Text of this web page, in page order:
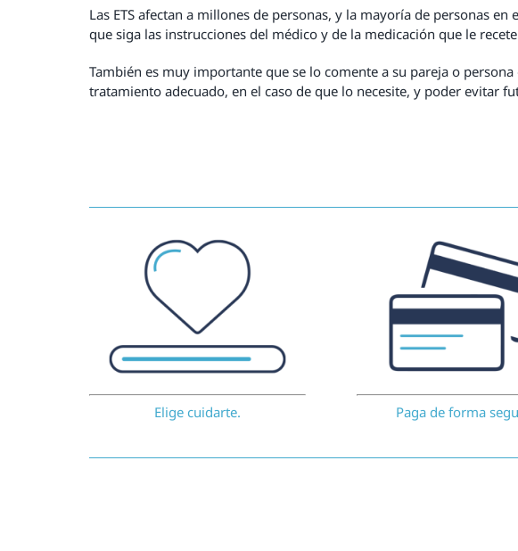
Las ETS afectan a millones de personas, y la mayoría de personas
que siga las instrucciones del médico y de la medicación que le
También es muy importante que se lo comente a su pareja o
tratamiento adecuado, en el caso de que lo necesite, y poder evitar
Elige cuidarte. Paga de forma